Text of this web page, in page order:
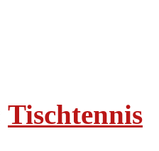
Tischtennis